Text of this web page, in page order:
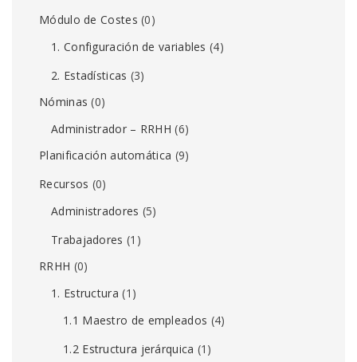
Módulo de Costes (0)
1. Configuración de variables (4)
2. Estadísticas (3)
Nóminas (0)
Administrador – RRHH (6)
Planificación automática (9)
Recursos (0)
Administradores (5)
Trabajadores (1)
RRHH (0)
1. Estructura (1)
1.1 Maestro de empleados (4)
1.2 Estructura jerárquica (1)